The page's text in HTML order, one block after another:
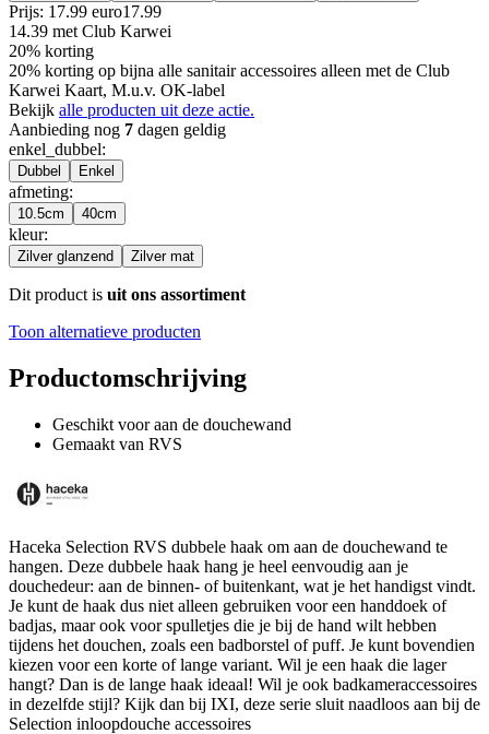
Prijs: 17.99 euro17.99
14.39 met Club Karwei
20% korting
20% korting op bijna alle sanitair accessoires alleen met de Club
Karwei Kaart, M.u.v. OK-label
Bekijk alle producten uit deze actie.
Aanbieding nog 7 dagen geldig
enkel_dubbel:
Dubbel Enkel
afmeting:
10.5cm 40cm
kleur:
Zilver glanzend Zilver mat
Dit product is uit ons assortiment
Toon alternatieve producten
Productomschrijving
Geschikt voor aan de douchewand
Gemaakt van RVS
Haceka Selection RVS dubbele haak om aan de douchewand te
hangen. Deze dubbele haak hang je heel eenvoudig aan je
douchedeur: aan de binnen- of buitenkant, wat je het handigst vindt.
Je kunt de haak dus niet alleen gebruiken voor een handdoek of
badjas, maar ook voor spulletjes die je bij de hand wilt hebben
tijdens het douchen, zoals een badborstel of puff. Je kunt bovendien
kiezen voor een korte of lange variant. Wil je een haak die lager
hangt? Dan is de lange haak ideaal! Wil je ook badkameraccessoires
in dezelfde stijl? Kijk dan bij IXI, deze serie sluit naadloos aan bij de
Selection inloopdouche accessoires